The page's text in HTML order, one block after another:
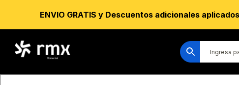
ENVIO GRATIS y Descuentos adicionales